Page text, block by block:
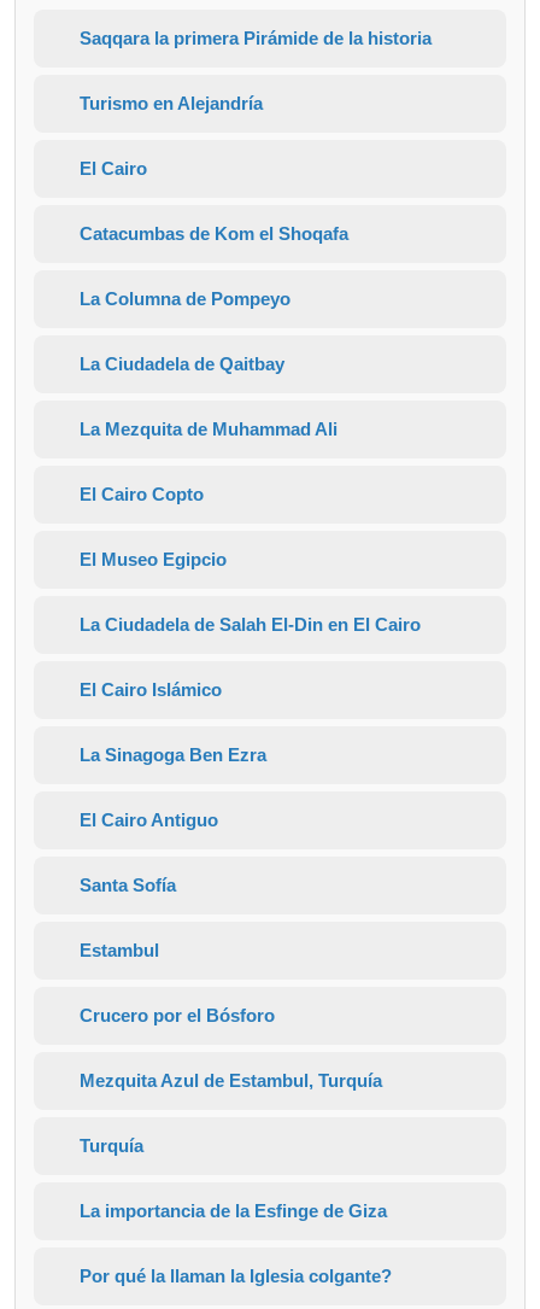
Saqqara la primera Pirámide de la historia
Turismo en Alejandría
El Cairo
Catacumbas de Kom el Shoqafa
La Columna de Pompeyo
La Ciudadela de Qaitbay
La Mezquita de Muhammad Ali
El Cairo Copto
El Museo Egipcio
La Ciudadela de Salah El-Din en El Cairo
El Cairo Islámico
La Sinagoga Ben Ezra
El Cairo Antiguo
Santa Sofía
Estambul
Crucero por el Bósforo
Mezquita Azul de Estambul, Turquía
Turquía
La importancia de la Esfinge de Giza
Por qué la llaman la Iglesia colgante?